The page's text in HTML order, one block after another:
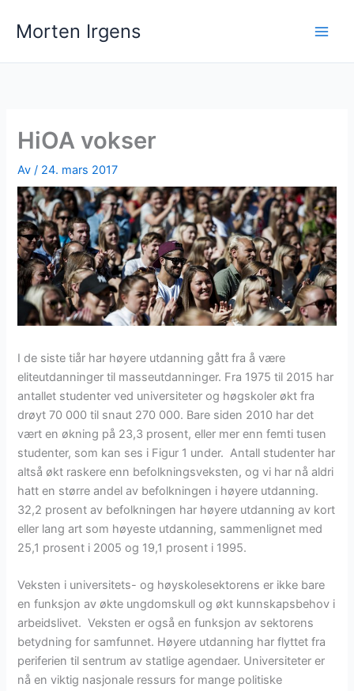
innholdet
Morten Irgens
HiOA vokser
Av / 24. mars 2017
I de siste tiår har høyere utdanning gått fra å være
eliteutdanninger til masseutdanninger. Fra 1975 til 2015 har
antallet studenter ved universiteter og høgskoler økt fra
drøyt 70 000 til snaut 270 000. Bare siden 2010 har det
vært en økning på 23,3 prosent, eller mer enn femti tusen
studenter, som kan ses i Figur 1 under. Antall studenter har
altså økt raskere enn befolkningsveksten, og vi har nå aldri
hatt en større andel av befolkningen i høyere utdanning.
32,2 prosent av befolkningen har høyere utdanning av kort
eller lang art som høyeste utdanning, sammenlignet med
25,1 prosent i 2005 og 19,1 prosent i 1995.
Veksten i universitets- og høyskolesektorens er ikke bare
en funksjon av økte ungdomskull og økt kunnskapsbehov i
arbeidslivet. Veksten er også en funksjon av sektorens
betydning for samfunnet. Høyere utdanning har flyttet fra
periferien til sentrum av statlige agendaer. Universiteter er
nå en viktig nasjonale ressurs for mange politiske